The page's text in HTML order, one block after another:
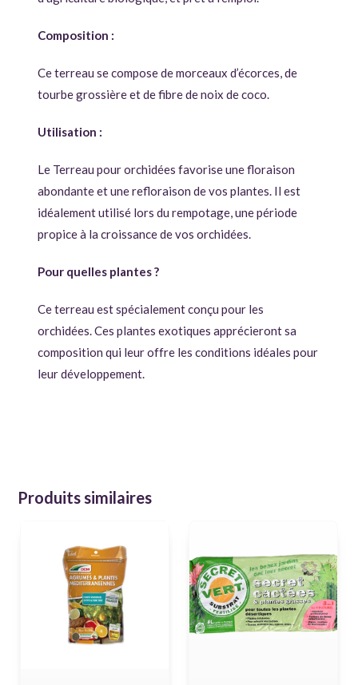
Composition :
Ce terreau se compose de morceaux d’écorces, de
tourbe grossière et de fibre de noix de coco.
Utilisation :
Le Terreau pour orchidées favorise une floraison
abondante et une refloraison de vos plantes. Il est
idéalement utilisé lors du rempotage, une période
propice à la croissance de vos orchidées.
Pour quelles plantes ?
Ce terreau est spécialement conçu pour les
orchidées. Ces plantes exotiques apprécieront sa
composition qui leur offre les conditions idéales pour
leur développement.
Produits similaires